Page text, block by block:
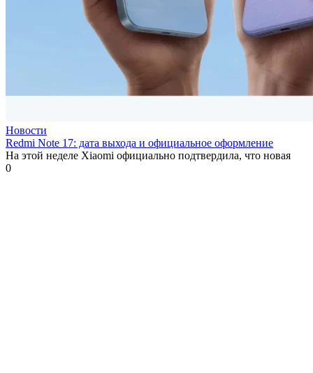
Новости
Redmi Note 17: дата выхода и официальное оформление
На этой неделе Xiaomi официально подтвердила, что новая
0